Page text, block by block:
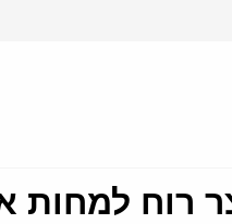
רוח